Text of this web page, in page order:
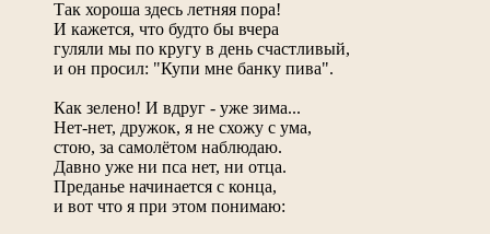
Так хороша здесь летняя пора!
И кажется, что будто бы вчера
гуляли мы по кругу в день счастливый,
и он просил: "Купи мне банку пива".
Как зелено! И вдруг - уже зима...
Нет-нет, дружок, я не схожу с ума,
стою, за самолётом наблюдаю.
Давно уже ни пса нет, ни отца.
Преданье начинается с конца,
и вот что я при этом понимаю: